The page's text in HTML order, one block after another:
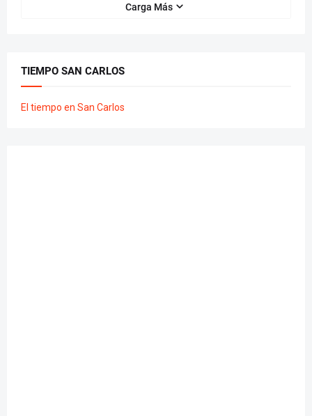
Carga Más
TIEMPO SAN CARLOS
El tiempo en San Carlos